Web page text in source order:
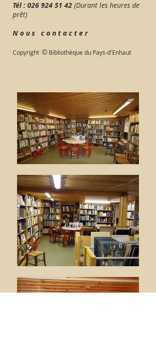
Tél : 026 924 51 42 (Durant les heures de
prêt)
N o u s c o n t a c t e r
Copyright © Bibliothèque du Pays-d'Enhaut